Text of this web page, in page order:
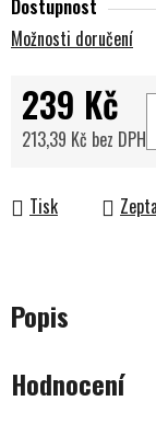
Dostupnost
Možnosti doručení
239 Kč
213,39 Kč bez DPH
Tisk
Popis
Hodnocení